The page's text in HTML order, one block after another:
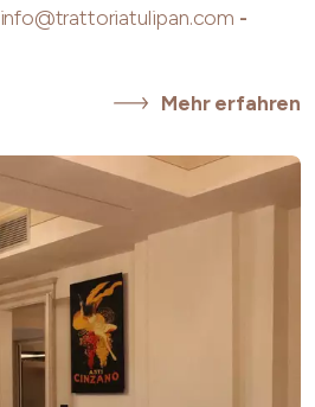
info@trattoriatulipan.com -
Mehr erfahren